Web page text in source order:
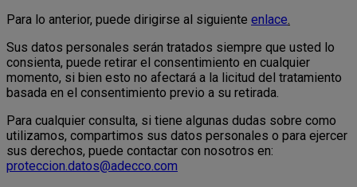
Para lo anterior, puede dirigirse al siguiente enlace.
Sus datos personales serán tratados siempre que usted lo
consienta, puede retirar el consentimiento en cualquier
momento, si bien esto no afectará a la licitud del tratamiento
basada en el consentimiento previo a su retirada.
Para cualquier consulta, si tiene algunas dudas sobre como
utilizamos, compartimos sus datos personales o para ejercer
sus derechos, puede contactar con nosotros en:
proteccion.datos@adecco.com